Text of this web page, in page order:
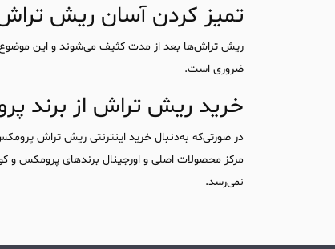
تمیز کردن آسان ریش
ریش تراش‌ها بعد از مدت کثیف می‌شوند و این موضوع
ضروری است.
خرید ریش تراش از برند
در صورتی‌که به‌دنبال خرید اینترنتی ریش تراش
مرکز محصولات اصلی و اورجینال برندهای پرومکس و
نمی‌رسد.